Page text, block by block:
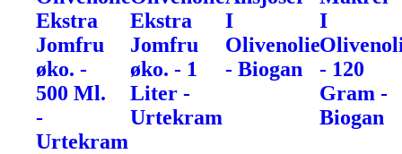
Ekstra
Jomfru
øko. -
500 Ml.
-
Urtekram
Ekstra
Jomfru
øko. - 1
Liter -
Urtekram
I
Olivenolie
- Biogan
I
- 120
Gram -
Biogan